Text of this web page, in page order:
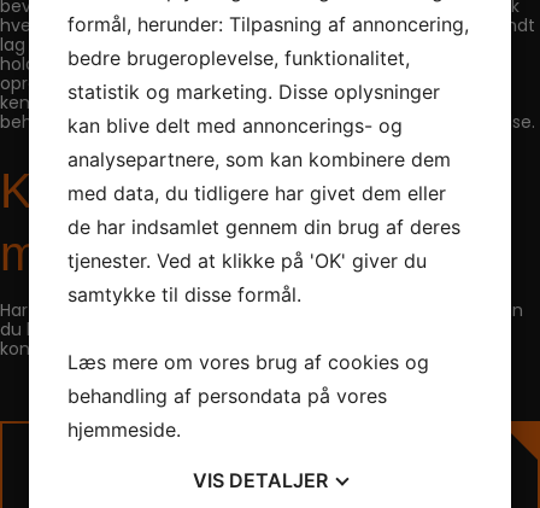
bevare beskyttelsen anbefales det at bilen får en servicevask
hver 12. måned, hvor den grundigt rengøres og påføres et tyndt
lag DITEC Re-Finer, et keramisk slidlag, der forlænger
holdbarheden. Regelmæssig vedligeholdelse bidrager til at
opretholde lakkens glans og beskytter mod vejrpåvirkninger,
kemikalier og snavs. Ved synlige tegn på slid kan yderligere
behandlinger være nødvendige for at sikre optimal beskyttelse.
Kontakt os for at høre
mere
Har du spørgsmål til behandlingen eller vil du booke en tid, kan
du kontakte os direkte på tlf.
kontaktformularen ude til højre.
formål, herunder: Tilpasning af annoncering,
bedre brugeroplevelse, funktionalitet,
statistik og marketing. Disse oplysninger
kan blive delt med annoncerings- og
analysepartnere, som kan kombinere dem
med data, du tidligere har givet dem eller
de har indsamlet gennem din brug af deres
tjenester. Ved at klikke på 'OK' giver du
samtykke til disse formål.
Læs mere om vores brug af cookies og
behandling af persondata på vores
hjemmeside.
VIS DETALJER